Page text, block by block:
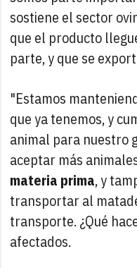
sostiene el sector
que el producto
parte, y que se
"Estamos
que ya tenemos, y
animal para nuestro
aceptar más
materia prima, y
transportar al
transporte. ¿Qué
afectados.